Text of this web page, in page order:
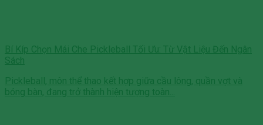
Bí Kíp Chọn Mái Che Pickleball Tối Ưu: Từ Vật Liệu Đến Ngân
Sách
Pickleball, môn thể thao kết hợp giữa cầu lông, quần vợt và
bóng bàn, đang trở thành hiện tượng toàn...